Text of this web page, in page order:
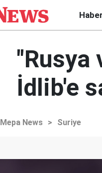
"Rusya
İdlib'e
Mepa News > Suriye